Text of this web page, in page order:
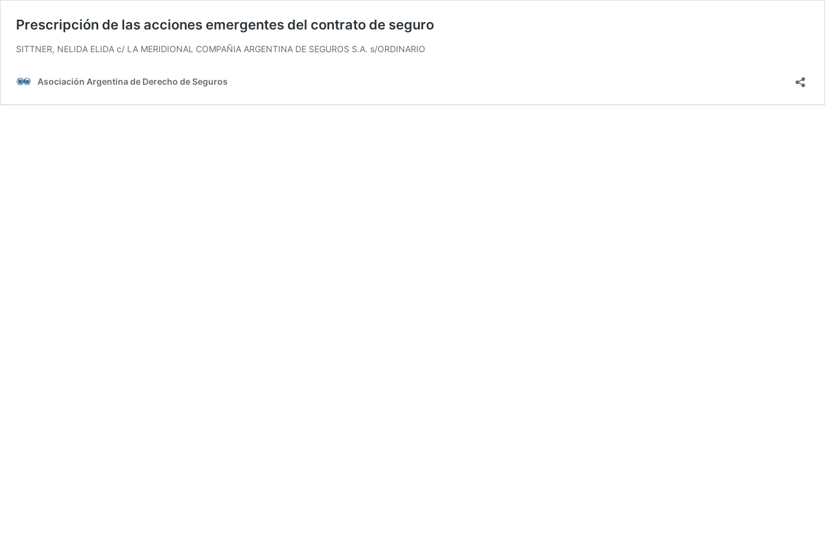
Prescripción de las acciones emergentes del contrato de seguro
SITTNER, NELIDA ELIDA c/ LA MERIDIONAL COMPAÑIA ARGENTINA DE SEGUROS S.A. s/ORDINARIO
Asociación Argentina de Derecho de Seguros